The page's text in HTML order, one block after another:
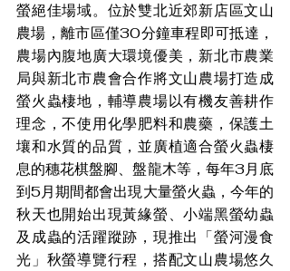
螢絕佳場域。位於雙北近郊新店區文山
農場，離市區僅30分鐘車程即可抵達，
農場內腹地廣大環境優美，新北市農業
局與新北市農會合作將文山農場打造成
螢火蟲棲地，輔導農場以有機友善耕作
理念，不使用化學肥料和農藥，保護土
壤和水質的品質，並廣植適合螢火蟲棲
息的穗花棋盤腳、盤龍木等，每年3月底
到5月期間都會出現大量螢火蟲，今年的
秋天也開始出現黃緣螢、小端黑螢幼蟲
及成蟲的活躍蹤跡，現推出「螢河漫食
光」秋螢導覽行程，搭配文山農場悠久